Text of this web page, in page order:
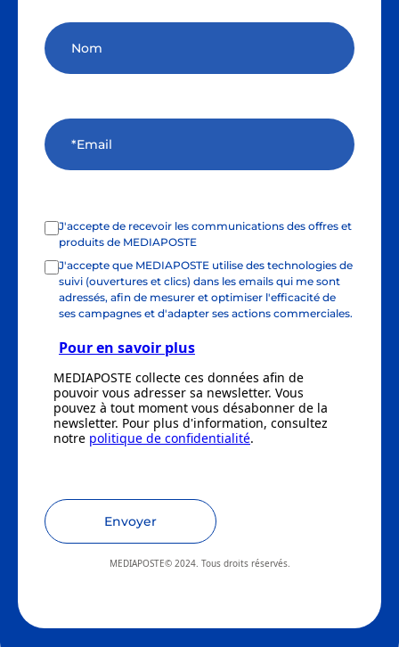
J'accepte de recevoir les communications des offres et
produits de MEDIAPOSTE
J'accepte que MEDIAPOSTE utilise des technologies de
suivi (ouvertures et clics) dans les emails qui me sont
adressés, afin de mesurer et optimiser l'efficacité de
ses campagnes et d'adapter ses actions commerciales.
Pour en savoir plus
MEDIAPOSTE collecte ces données afin de
pouvoir vous adresser sa newsletter. Vous
pouvez à tout moment vous désabonner de la
newsletter. Pour plus d'information, consultez
notre politique de confidentialité.
Envoyer
MEDIAPOSTE© 2024. Tous droits réservés.